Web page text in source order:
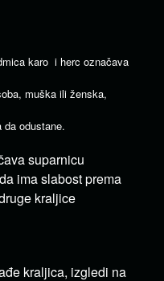
karo i herc označava
muška ili ženska,
odustane.
suparnicu
ima slabost prema
kraljice
kraljica, izgledi na